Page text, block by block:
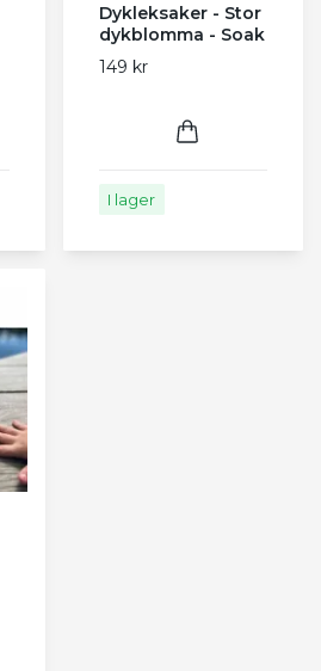
Dykleksaker - Stor
dykblomma - Soak
149 kr
I lager